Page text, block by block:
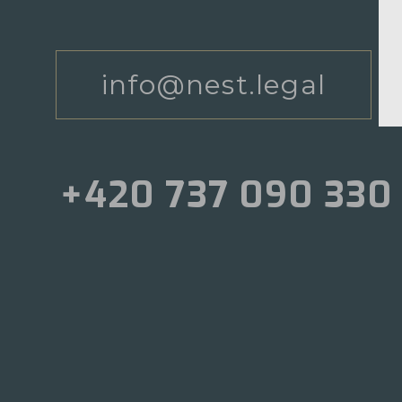
info@nest.legal
+420 737 090 330